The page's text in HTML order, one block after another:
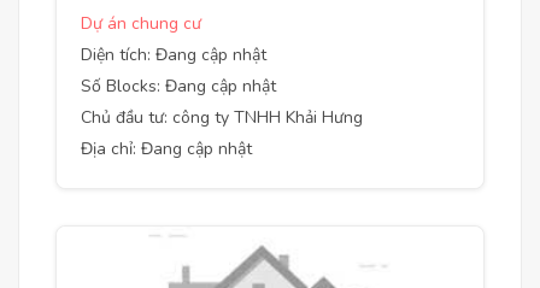
Dự án chung cư
Diện tích: Đang cập nhật
Số Blocks: Đang cập nhật
Chủ đầu tư: công ty TNHH Khải Hưng
Địa chỉ: Đang cập nhật